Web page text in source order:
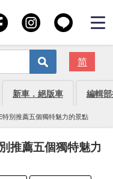
简
新車．絕版車 編輯
特別推薦五個獨特魅力的景點
推薦五個獨特魅力